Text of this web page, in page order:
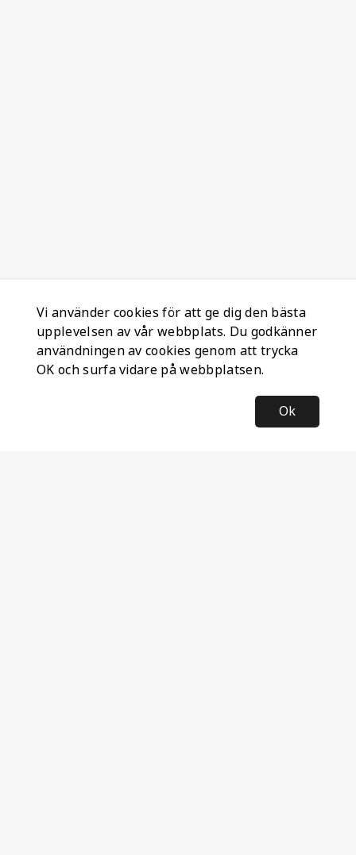
Vi använder cookies för att ge dig den bästa
upplevelsen av vår webbplats. Du godkänner
användningen av cookies genom att trycka
OK och surfa vidare på webbplatsen.
Ok